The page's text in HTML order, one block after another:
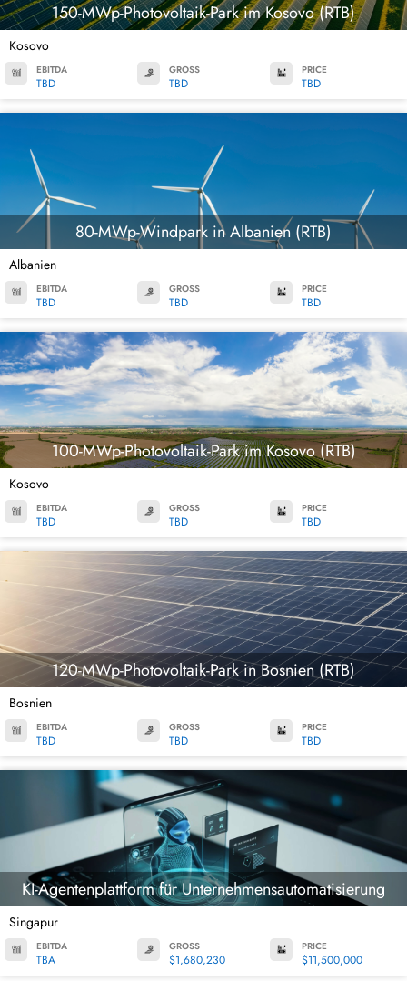
150-MWp-Photovoltaik-Park im Kosovo (RTB)
Kosovo
EBITDA
TBD
GROSS
TBD
PRICE
TBD
80-MWp-Windpark in Albanien (RTB)
Albanien
EBITDA
TBD
GROSS
TBD
PRICE
TBD
100-MWp-Photovoltaik-Park im Kosovo (RTB)
Kosovo
EBITDA
TBD
GROSS
TBD
PRICE
TBD
120-MWp-Photovoltaik-Park in Bosnien (RTB)
Bosnien
EBITDA
TBD
GROSS
TBD
PRICE
TBD
KI-Agentenplattform für Unternehmensautomatisierung
Singapur
EBITDA
TBA
GROSS
$1,680,230
PRICE
$11,500,000